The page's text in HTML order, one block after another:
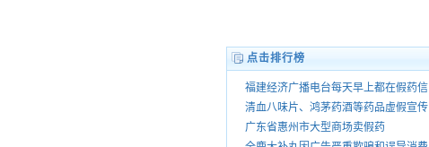
点击排行榜
福建经济广播电台每天早上都在假药信
息怎没人查处
清血八味片、鸿茅药酒等药品虚假宣传
被暂停销
广东省惠州市大型商场卖假药